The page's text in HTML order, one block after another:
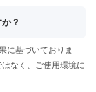
？
に基づいておりま
なく、ご使用環境に